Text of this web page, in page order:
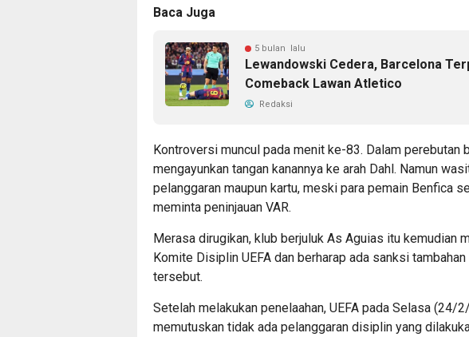
Baca Juga
5 bulan lalu
Lewandowski Cedera, Barcelona
Comeback Lawan Atletico
Redaksi
Kontroversi muncul pada menit ke-83. Dalam perebutan
mengayunkan tangan kanannya ke arah Dahl. Namun
pelanggaran maupun kartu, meski para pemain Benfica
meminta peninjauan VAR.
Merasa dirugikan, klub berjuluk As Aguias itu kemudian
Komite Disiplin UEFA dan berharap ada sanksi
tersebut.
Setelah melakukan penelaahan, UEFA pada Selasa (24/
memutuskan tidak ada pelanggaran disiplin yang